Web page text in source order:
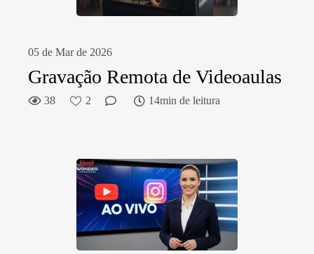
05 de Mar de 2026
Gravação Remota de Videoaulas
38 2 14min de leitura